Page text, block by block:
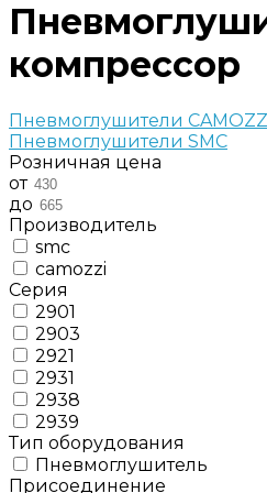
компрессор
Пневмоглушители
Пневмоглушители SMC
Розничная цена
от
до
Производитель
smc
camozzi
Серия
2901
2903
2921
2931
2938
2939
Тип оборудования
Пневмоглушитель
Присоединение